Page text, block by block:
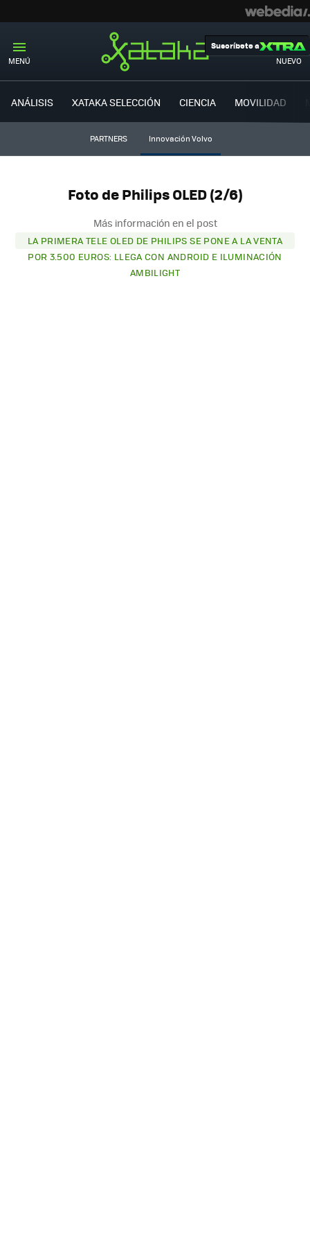
MENÚ NUEVO
Suscríbete a
ANÁLISIS XATAKA SELECCIÓN CIENCIA MOVILIDAD
PARTNERS Innovación Volvo
Foto de Philips OLED (2/6)
Más información en el post
LA PRIMERA TELE OLED DE PHILIPS SE PONE A LA VENTA
POR 3.500 EUROS: LLEGA CON ANDROID E ILUMINACIÓN
AMBILIGHT